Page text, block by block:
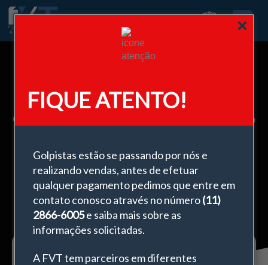
FIQUE ATENTO!
Golpistas estão se passando por nós e
realizando vendas, antes de efetuar
qualquer pagamento pedimos que entre em
contato conosco através no número(11)
2866-6005e saiba mais sobre as
informações solicitadas.
A FVT tem parceiros em diferentes
0
Conheça os kits da FVT e saiba como
fevereiro 3, 2025